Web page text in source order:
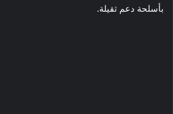
بأسلحة دعم ثقيلة.